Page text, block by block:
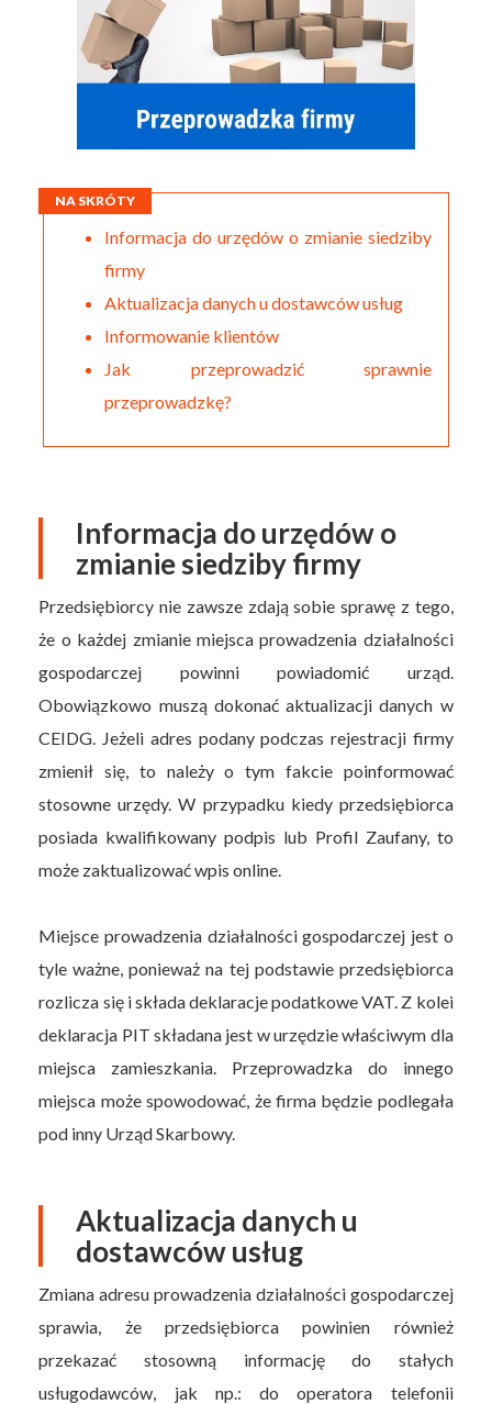
NA SKRÓTY
Informacja do urzędów o zmianie siedziby
firmy
Aktualizacja danych u dostawców usług
Informowanie klientów
Jak przeprowadzić sprawnie
przeprowadzkę?
Informacja do urzędów o
zmianie siedziby firmy
Przedsiębiorcy nie zawsze zdają sobie sprawę z tego,
że o każdej zmianie miejsca prowadzenia działalności
gospodarczej powinni powiadomić urząd.
Obowiązkowo muszą dokonać aktualizacji danych w
CEIDG. Jeżeli adres podany podczas rejestracji firmy
zmienił się, to należy o tym fakcie poinformować
stosowne urzędy. W przypadku kiedy przedsiębiorca
posiada kwalifikowany podpis lub Profil Zaufany, to
może zaktualizować wpis online.
Miejsce prowadzenia działalności gospodarczej jest o
tyle ważne, ponieważ na tej podstawie przedsiębiorca
rozlicza się i składa deklaracje podatkowe VAT. Z kolei
deklaracja PIT składana jest w urzędzie właściwym dla
miejsca zamieszkania. Przeprowadzka do innego
miejsca może spowodować, że firma będzie podlegała
pod inny Urząd Skarbowy.
Aktualizacja danych u
dostawców usług
Zmiana adresu prowadzenia działalności gospodarczej
sprawia, że przedsiębiorca powinien również
przekazać stosowną informację do stałych
usługodawców, jak np.: do operatora telefonii